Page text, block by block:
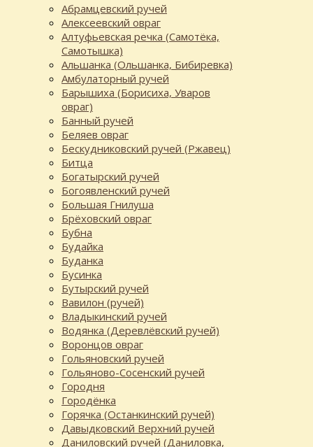
Абрамцевский ручей
Алексеевский овраг
Алтуфьевская речка (Самотёка,
Самотышка)
Альшанка (Ольшанка, Бибиревка)
Амбулаторный ручей
Барышиха (Борисиха, Уваров
овраг)
Банный ручей
Беляев овраг
Бескудниковский ручей (Ржавец)
Битца
Богатырский ручей
Богоявленский ручей
Большая Гнилуша
Брёховский овраг
Бубна
Будайка
Буданка
Бусинка
Бутырский ручей
Вавилон (ручей)
Владыкинский ручей
Водянка (Деревлёвский ручей)
Воронцов овраг
Гольяновский ручей
Гольяново-Сосенский ручей
Городня
Городёнка
Горячка (Останкинский ручей)
Давыдковский Верхний ручей
Даниловский ручей (Даниловка,